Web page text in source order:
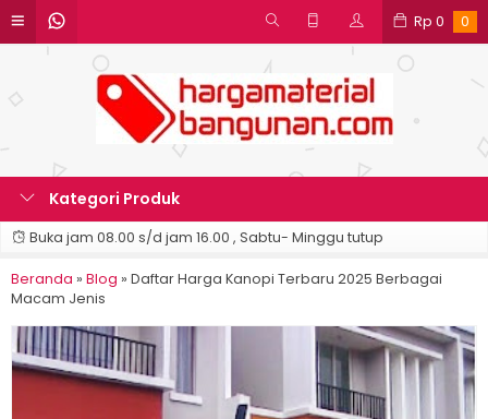
Rp 0 0
Kategori Produk
Buka jam 08.00 s/d jam 16.00 , Sabtu- Minggu tutup
Beranda » Blog » Daftar Harga Kanopi Terbaru 2025 Berbagai
Macam Jenis